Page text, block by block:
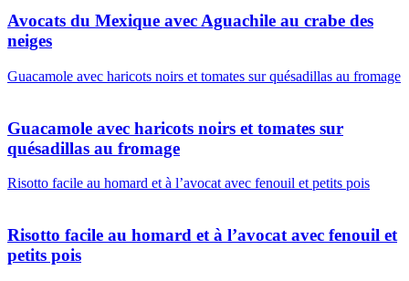
Avocats du Mexique avec Aguachile au crabe des
neiges
Guacamole avec haricots noirs et tomates sur quésadillas au fromage
Guacamole avec haricots noirs et tomates sur
quésadillas au fromage
Risotto facile au homard et à l’avocat avec fenouil et petits pois
Risotto facile au homard et à l’avocat avec fenouil et
petits pois